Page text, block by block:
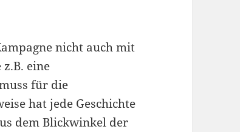
nicht auch mit
eine
für die
hat jede Geschichte
dem Blickwinkel der